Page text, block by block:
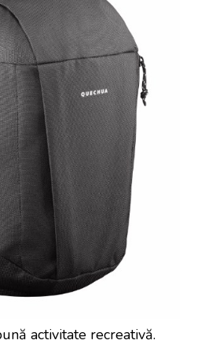
activitate recreativă.